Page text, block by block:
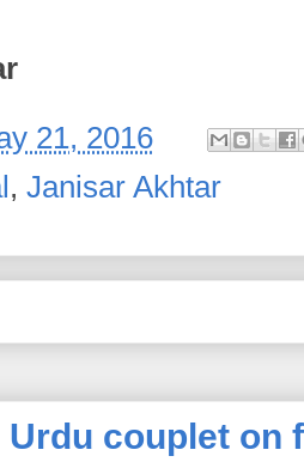
21, 2016
, Janisar Akhtar
Urdu couplet